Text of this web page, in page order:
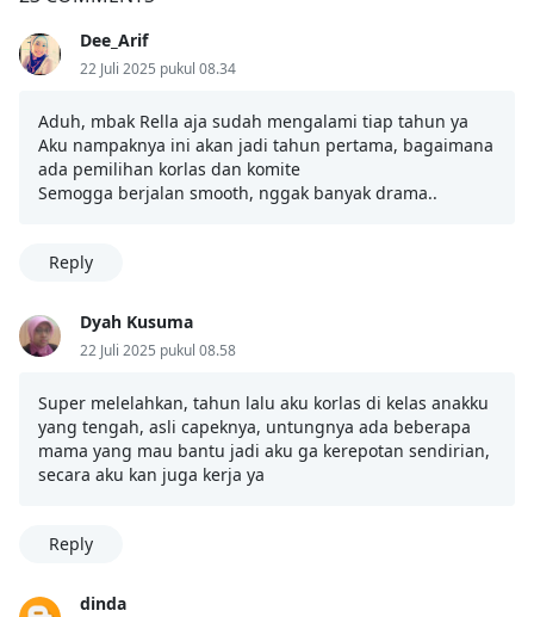
Dee_Arif
22 Juli 2025 pukul 08.34
Aduh, mbak Rella aja sudah mengalami tiap tahun ya
Aku nampaknya ini akan jadi tahun pertama, bagaimana
ada pemilihan korlas dan komite
Semogga berjalan smooth, nggak banyak drama..
Reply
Dyah Kusuma
22 Juli 2025 pukul 08.58
Super melelahkan, tahun lalu aku korlas di kelas anakku
yang tengah, asli capeknya, untungnya ada beberapa
mama yang mau bantu jadi aku ga kerepotan sendirian,
secara aku kan juga kerja ya
Reply
dinda